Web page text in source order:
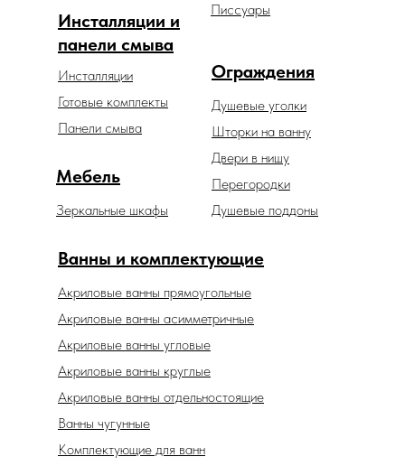
Ванны и комплектующие
Акриловые ванны прямоугольные
Зеркальные шкафы
Мебель
Ограждения
Душевые уголки
Шторки на ванну
Двери в нишу
Перегородки
Душевые поддоны
Акриловые ванны отдельностоящие
Акриловые ванны асимметричные
Акриловые ванны угловые
Акриловые ванны круглые
Ванны чугунные
Комплектующие для ванн
Инсталляции и
панели смыва
Инсталляции
Готовые комплекты
Панели смыва
Писсуары